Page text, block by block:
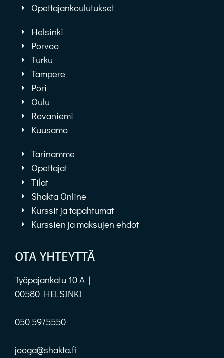
Opettajankoulutukset
Helsinki
Porvoo
Turku
Tampere
Pori
Oulu
Rovaniemi
Kuusamo
Tarinamme
Opettajat
Tilat
Shakta Online
Kurssit ja tapahtumat
Kurssien ja maksujen ehdot
OTA YHTEYTTÄ
Työpajankatu 10 A |
00580 HELSINKI
050 5975550
jooga@shakta.fi